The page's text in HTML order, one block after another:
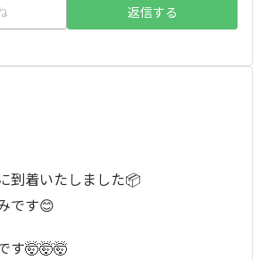
返信する
到着いたしました📦️
です😊
す🤯🤯🤯